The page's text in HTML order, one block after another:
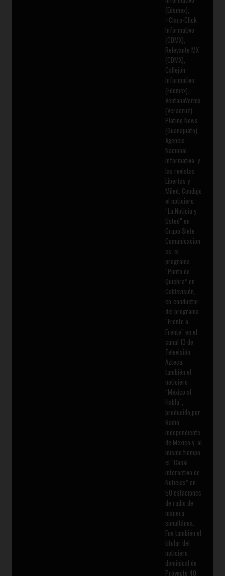
(Edomex),
+Claro-Click
Informativo
(CDMX),
Relevante MX
(CDMX),
Callejón
Informativo
(Edomex),
VentanaVermx
(Veracruz),
Platino News
(Guanajuato),
Agencia
Nacional
Informativa, y
las revistas
Libertas y
Miled. Condujo
el noticiero
“La Noticia y
Usted” en
Grupo Siete
Comunicacion
es, el
programa
“Punto de
Quiebra” en
Cablevisión,
co-conductor
del programa
“Frente a
Frente” en el
canal 13 de
Televisión
Azteca;
también el
noticiero
“México al
Habla”,
producido por
Radio
Independiente
de México y, al
mismo tiempo,
el “Canal
interactivo de
Noticias” en
50 estaciones
de radio de
manera
simultánea.
Fue también el
titular del
noticiero
dominical de
Proyecto 40.